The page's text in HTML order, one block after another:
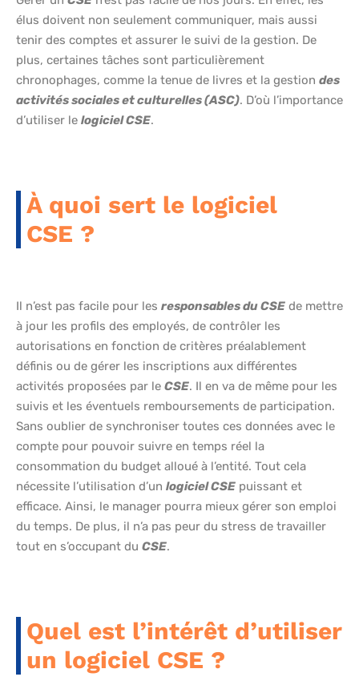
élus doivent non seulement communiquer, mais aussi
tenir des comptes et assurer le suivi de la gestion. De
plus, certaines tâches sont particulièrement
chronophages, comme la tenue de livres et la gestion des
activités sociales et culturelles (ASC). D’où l’importance
d’utiliser le logiciel CSE.
À quoi sert le logiciel
CSE ?
Il n’est pas facile pour les responsables du CSE de mettre
à jour les profils des employés, de contrôler les
autorisations en fonction de critères préalablement
définis ou de gérer les inscriptions aux différentes
activités proposées par le CSE. Il en va de même pour les
suivis et les éventuels remboursements de participation.
Sans oublier de synchroniser toutes ces données avec le
compte pour pouvoir suivre en temps réel la
consommation du budget alloué à l’entité. Tout cela
nécessite l’utilisation d’un logiciel CSE puissant et
efficace. Ainsi, le manager pourra mieux gérer son emploi
du temps. De plus, il n’a pas peur du stress de travailler
tout en s’occupant du CSE.
Quel est l’intérêt d’utiliser
un logiciel CSE ?